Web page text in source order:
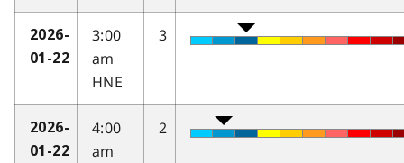
2026-
01-22
3:00
am
HNE
3
2026-
01-22
4:00
am
2